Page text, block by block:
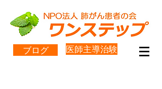
ブログ 医師主導治験